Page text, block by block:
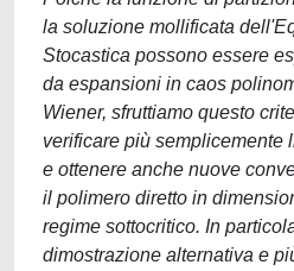
la soluzione mollificata
Stocastica possono essere
da espansioni in caos
Wiener, sfruttiamo questo
verificare più semplicemente
e ottenere anche nuove
il polimero diretto in
regime sottocritico. In
dimostrazione alternativa e